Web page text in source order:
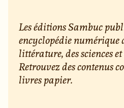
Les éditions Sambuc
encyclopédie numérique
littérature, des sciences
Retrouvez des contenus
livres papier.